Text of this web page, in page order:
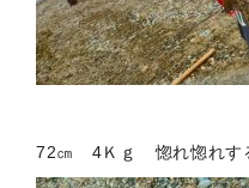
72㎝ 4Ｋｇ 惚れ惚れす